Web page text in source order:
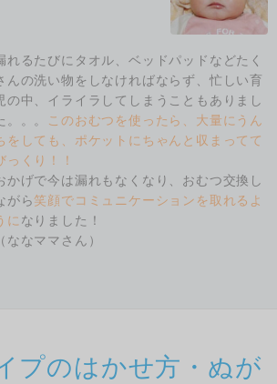
れるたびにタオル、ベッドパッドなどたく
んの洗い物をしなければならず、忙しい育
の中、イライラしてしまうこともありまし
。。。
このおむつを使ったら、大量にうん
をしても、ポケットにちゃんと収まってて
っくり！！
かげで今は漏れもなくなり、おむつ交換し
がら笑顔でコミュニケーションを取れるよ
に なりました！
（ななママさん）
プのはかせ方・ぬが